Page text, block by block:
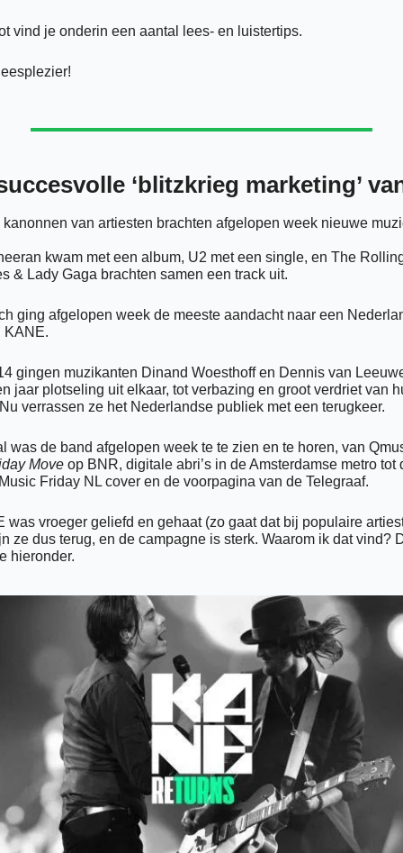
vind je onderin een aantal lees- en luistertips.
‘blitzkrieg marketing’
kanonnen van artiesten brachten afgelopen week nieuwe
kwam met een album, U2 met een single, en The
& Lady Gaga brachten samen een track uit.
ging afgelopen week de meeste aandacht naar een
KANE.
gingen muzikanten Dinand Woesthoff en Dennis van
jaar plotseling uit elkaar, tot verbazing en groot verdriet van
verrassen ze het Nederlandse publiek met een terugkeer.
was de band afgelopen week te te zien en te horen, van
Move op BNR, digitale abri’s in de Amsterdamse metro tot
Friday NL cover en de voorpagina van de Telegraaf.
was vroeger geliefd en gehaat (zo gaat dat bij populaire
ze dus terug, en de campagne is sterk. Waarom ik dat vind?
hieronder.